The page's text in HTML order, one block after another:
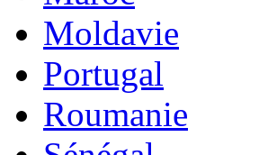
Moldavie
Portugal
Roumanie